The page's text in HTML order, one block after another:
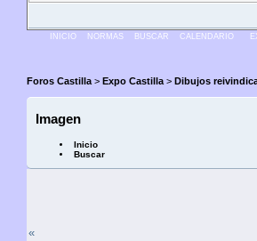
INICIO NORMAS BUSCAR CALENDARIO
Foros Castilla > Expo Castilla > Dibujos
Imagen
Inicio
Buscar
«